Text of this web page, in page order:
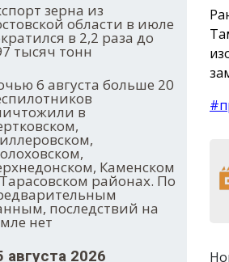
зерна из
области в июле
в 2,2 раза до
тысяч тонн
6 августа больше 20
в
Каменском
районах. По
последствий на
нет
августа 2026